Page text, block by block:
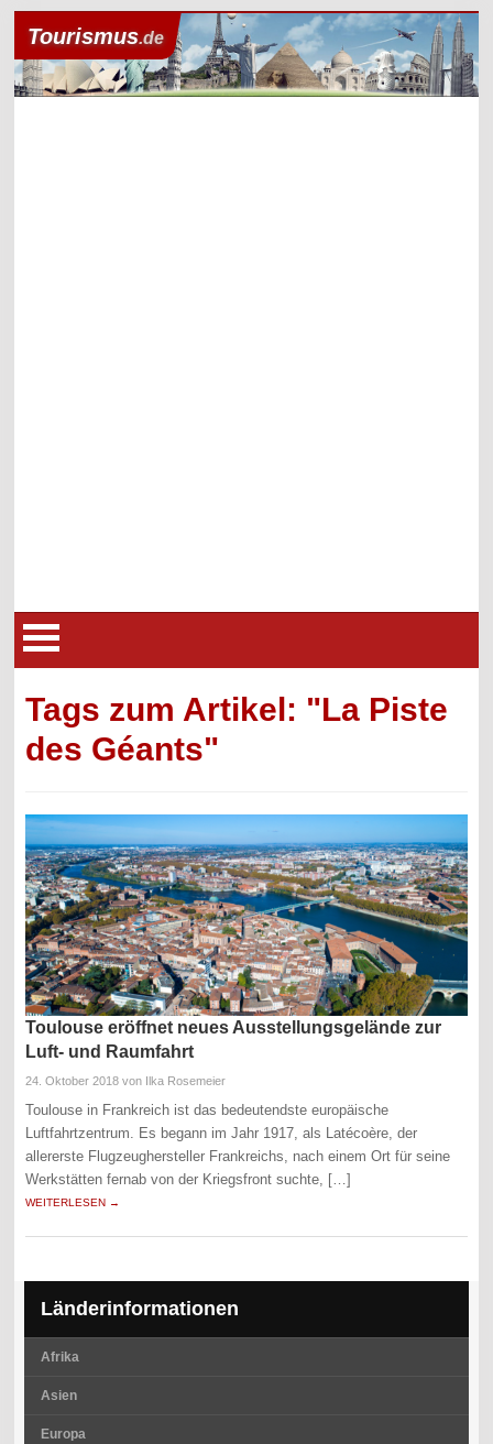
Tourismus.de
Tags zum Artikel: "La Piste
des Géants"
Toulouse eröffnet neues Ausstellungsgelände zur
Luft- und Raumfahrt
24. Oktober 2018 von Ilka Rosemeier
Toulouse in Frankreich ist das bedeutendste europäische
Luftfahrtzentrum. Es begann im Jahr 1917, als Latécoère, der
allererste Flugzeughersteller Frankreichs, nach einem Ort für seine
Werkstätten fernab von der Kriegsfront suchte, […]
WEITERLESEN →
Länderinformationen
Afrika
Asien
Europa